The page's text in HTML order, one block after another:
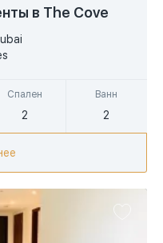
в The Cove
Спален
2
Ванн
2